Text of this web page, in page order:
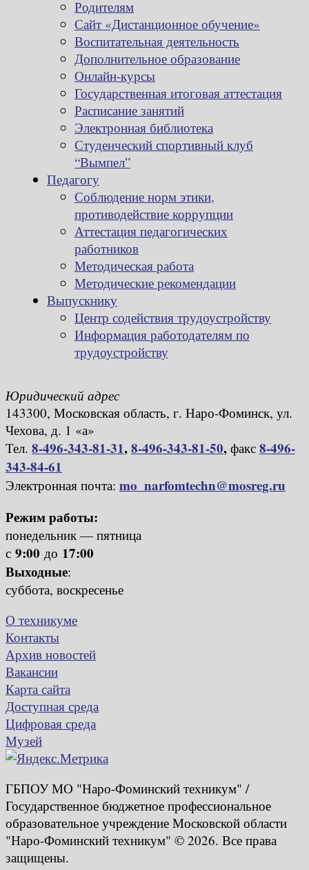
Родителям
Сайт «Дистанционное обучение»
Воспитательная деятельность
Дополнительное образование
Онлайн-курсы
Государственная итоговая аттестация
Расписание занятий
Электронная библиотека
Студенческий спортивный клуб
“Вымпел”
Педагогу
Соблюдение норм этики,
противодействие коррупции
Аттестация педагогических
работников
Методическая работа
Методические рекомендации
Выпускнику
Центр содействия трудоустройству
Информация работодателям по
трудоустройству
Юридический адрес
143300, Московская область, г. Наро-Фоминск, ул.
Чехова, д. 1 «а»
Тел. 8-496-343-81-31,8-496-343-81-50, факс 8-496-
343-84-61
Электронная почта: mo_narfomtechn@mosreg.ru
Режим работы:
понедельник — пятница
с 9:00 до 17:00
Выходные:
суббота, воскресенье
О техникуме
Контакты
Архив новостей
Вакансии
Карта сайта
Доступная среда
Цифровая среда
Музей
ГБПОУ МО "Наро-Фоминский техникум" /
Государственное бюджетное профессиональное
образовательное учреждение Московской области
"Наро-Фоминский техникум" © 2026. Все права
защищены.